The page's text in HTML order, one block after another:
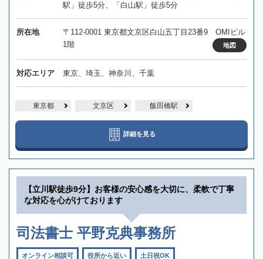
駅」徒歩5分、「白山駅」徒歩5分
所在地
〒112-0001 東京都文京区白山五丁目23番9 OMIビル
1階
地図
対応エリア 東京、埼玉、神奈川、千葉
東京都 文京区 飯田橋駅
詳細を見る
【立川駅徒歩9分】お客様の安心感を大切に、柔軟で丁寧
な対応を心がけております
司法書士 平野克典事務所
オンライン相談可 役所から近い 土日祝OK